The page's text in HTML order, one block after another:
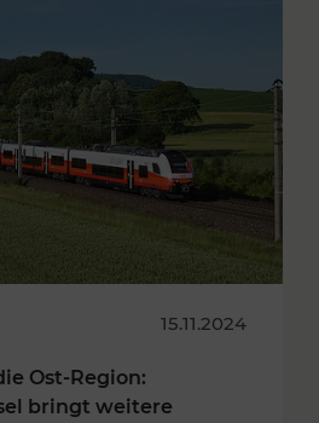
15.11.2024
Ost-Region:
bringt weitere